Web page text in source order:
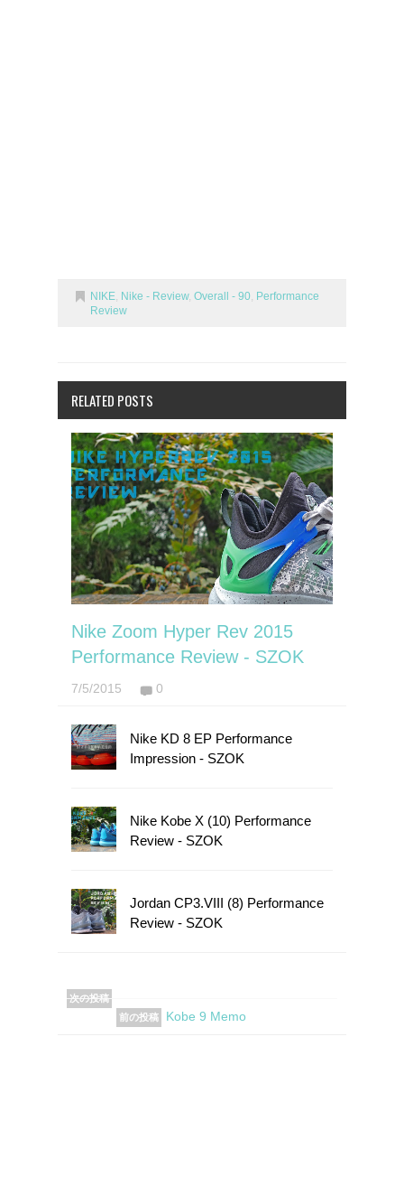
NIKE, Nike - Review, Overall - 90, Performance
Review
RELATED POSTS
Nike Zoom Hyper Rev 2015
Performance Review - SZOK
7/5/2015 0
Nike KD 8 EP Performance
Impression - SZOK
Nike Kobe X (10) Performance
Review - SZOK
Jordan CP3.VIII (8) Performance
Review - SZOK
次の投稿
前の投稿
Kobe 9 Memo